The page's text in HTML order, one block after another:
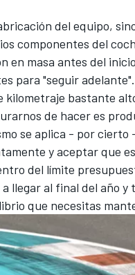
del equipo,
componentes del
en masa antes del
para "seguir adelante".
kilometraje bastante
de hacer es
se aplica - por cierto
y aceptar que
del límite
llegar al final del año
que necesitas